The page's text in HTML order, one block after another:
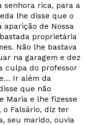
senhora rica, para a
lhe disse que o
aparição de Nossa
proprietária
Não lhe bastava
na garagem e dez
culpa do professor
Ir além da
que não
Maria e lhe fizesse
o Falsário, diz ter
seu marido, ouvia